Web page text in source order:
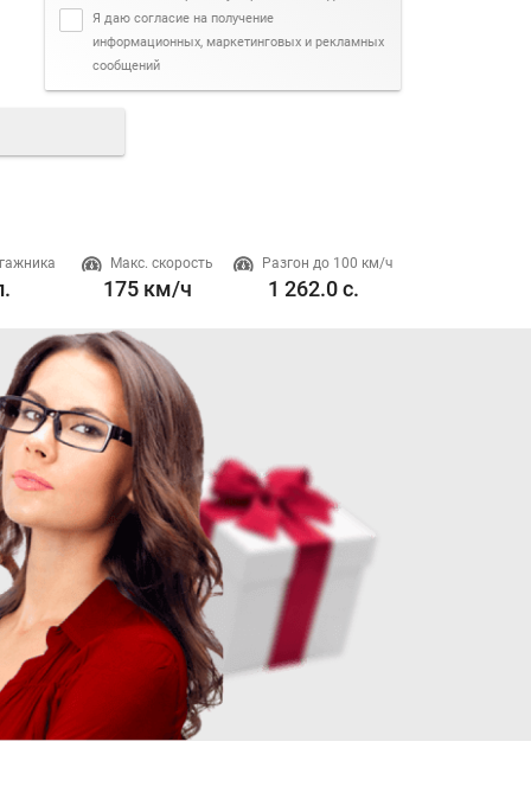
Я даю согласие на получение
информационных, маркетинговых и рекламных
сообщений
Макс. скорость
175 км/ч
Разгон до 100 км/ч
1 262.0 с.